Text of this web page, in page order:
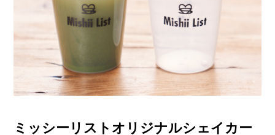
ミッシーリストオリジナルシェイカー